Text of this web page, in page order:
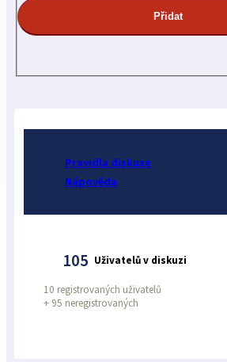
Pravidla diskuze
Nápověda
105 Uživatelů v diskuzi
10 registrovaných uživatelů
+ 95 neregistrovaných